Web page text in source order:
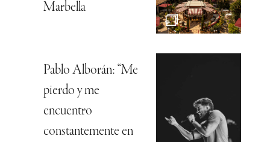
Marbella
Pablo Alborán: “Me
pierdo y me
encuentro
constantemente en